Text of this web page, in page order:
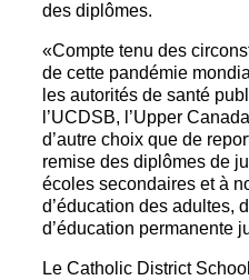
des diplômes.
«Compte tenu des
de cette pandémie
les autorités de santé
l’UCDSB, l’Upper
d’autre choix que de
remise des diplômes de
écoles secondaires et à
d’éducation des adultes,
d’éducation permanente
Le Catholic District